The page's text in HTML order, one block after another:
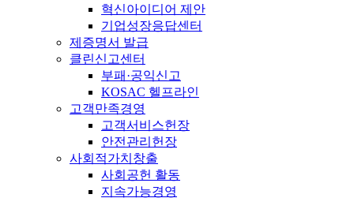
혁신아이디어 제안
기업성장응답센터
제증명서 발급
클린신고센터
부패·공익신고
KOSAC 헬프라인
고객만족경영
고객서비스헌장
안전관리헌장
사회적가치창출
사회공헌 활동
지속가능경영